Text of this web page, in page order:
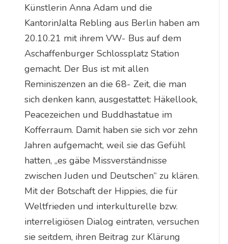
Künstlerin Anna Adam und die
KantorinJalta Rebling aus Berlin haben am
20.10.21 mit ihrem VW- Bus auf dem
Aschaffenburger Schlossplatz Station
gemacht. Der Bus ist mit allen
Reminiszenzen an die 68- Zeit, die man
sich denken kann, ausgestattet: Häkellook,
Peacezeichen und Buddhastatue im
Kofferraum. Damit haben sie sich vor zehn
Jahren aufgemacht, weil sie das Gefühl
hatten, „es gäbe Missverständnisse
zwischen Juden und Deutschen“ zu klären.
Mit der Botschaft der Hippies, die für
Weltfrieden und interkulturelle bzw.
interreligiösen Dialog eintraten, versuchen
sie seitdem, ihren Beitrag zur Klärung